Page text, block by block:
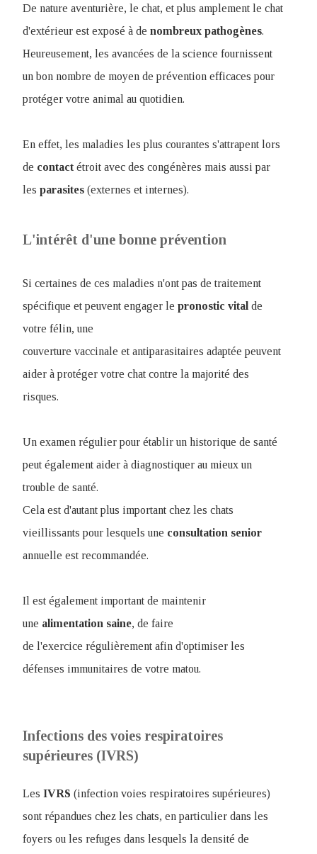
De nature aventurière, le chat, et plus amplement le chat
d'extérieur est exposé à de nombreux pathogènes.
Heureusement, les avancées de la science fournissent
un bon nombre de moyen de prévention efficaces pour
protéger votre animal au quotidien.
En effet, les maladies les plus courantes s'attrapent lors
de contact étroit avec des congénères mais aussi par
les parasites (externes et internes).
L'intérêt d'une bonne prévention
Si certaines de ces maladies n'ont pas de traitement
spécifique et peuvent engager le pronostic vital de
votre félin, une
couverture vaccinale et antiparasitaires adaptée peuvent
aider à protéger votre chat contre la majorité des
risques.
Un examen régulier pour établir un historique de santé
peut également aider à diagnostiquer au mieux un
trouble de santé.
Cela est d'autant plus important chez les chats
vieillissants pour lesquels une consultation senior
annuelle est recommandée.
Il est également important de maintenir
une alimentation saine, de faire
de l'exercice régulièrement afin d'optimiser les
défenses immunitaires de votre matou.
Infections des voies respiratoires
supérieures (IVRS)
Les IVRS (infection voies respiratoires supérieures)
sont répandues chez les chats, en particulier dans les
foyers ou les refuges dans lesquels la densité de